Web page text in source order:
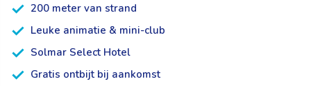
200 meter van strand
Leuke animatie & mini-club
Solmar Select Hotel
Gratis ontbijt bij aankomst